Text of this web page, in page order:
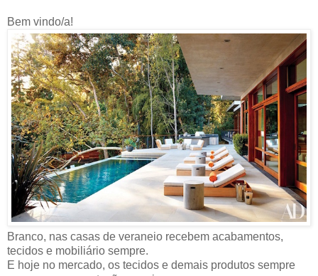
Bem vindo/a!
Branco, nas casas de veraneio recebem acabamentos,
tecidos e mobiliário sempre.
E hoje no mercado, os tecidos e demais produtos sempre